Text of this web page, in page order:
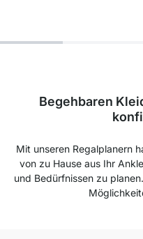
Begehbaren
Mit unseren Regalplanern
von zu Hause aus Ihr
und Bedürfnissen zu